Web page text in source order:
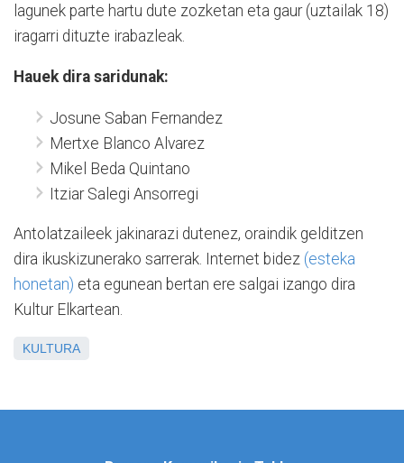
lagunek parte hartu dute zozketan eta gaur (uztailak 18)
iragarri dituzte irabazleak.
Hauek dira saridunak:
Josune Saban Fernandez
Mertxe Blanco Alvarez
Mikel Beda Quintano
Itziar Salegi Ansorregi
Antolatzaileek jakinarazi dutenez, oraindik gelditzen
dira ikuskizunerako sarrerak. Internet bidez (esteka
honetan) eta egunean bertan ere salgai izango dira
Kultur Elkartean.
KULTURA